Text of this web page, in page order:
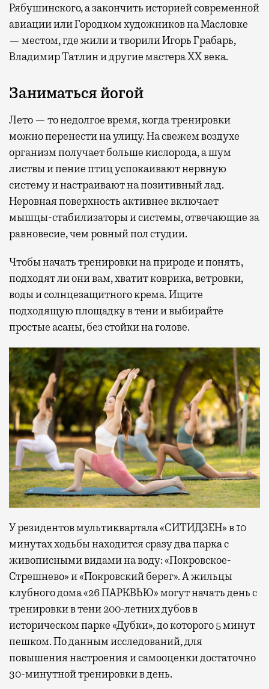
Рябушинского, а закончить историей современной
авиации или Городком художников на Масловке
— местом, где жили и творили Игорь Грабарь,
Владимир Татлин и другие мастера XX века.
Заниматься йогой
Лето — то недолгое время, когда тренировки
можно перенести на улицу. На свежем воздухе
организм получает больше кислорода, а шум
листвы и пение птиц успокаивают нервную
систему и настраивают на позитивный лад.
Неровная поверхность активнее включает
мышцы-стабилизаторы и системы, отвечающие за
равновесие, чем ровный пол студии.
Чтобы начать тренировки на природе и понять,
подходят ли они вам, хватит коврика, ветровки,
воды и солнцезащитного крема. Ищите
подходящую площадку в тени и выбирайте
простые асаны, без стойки на голове.
У резидентов мультиквартала «СИТИДЗЕН» в 10
минутах ходьбы находится сразу два парка с
живописными видами на воду: «Покровское-
Стрешнево» и «Покровский берег». А жильцы
клубного дома «26 ПАРКВЬЮ» могут начать день с
тренировки в тени 200-летних дубов в
историческом парке «Дубки», до которого 5 минут
пешком. По данным исследований, для
повышения настроения и самооценки достаточно
30-минутной тренировки в день.